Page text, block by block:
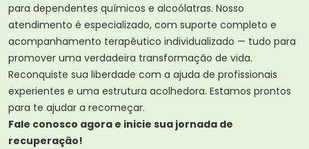
para dependentes químicos e alcoólatras. Nosso
atendimento é especializado, com suporte completo e
acompanhamento terapêutico individualizado — tudo para
promover uma verdadeira transformação de vida.
Reconquiste sua liberdade com a ajuda de profissionais
experientes e uma estrutura acolhedora. Estamos prontos
para te ajudar a recomeçar.
Fale conosco agora e inicie sua jornada de
recuperação!